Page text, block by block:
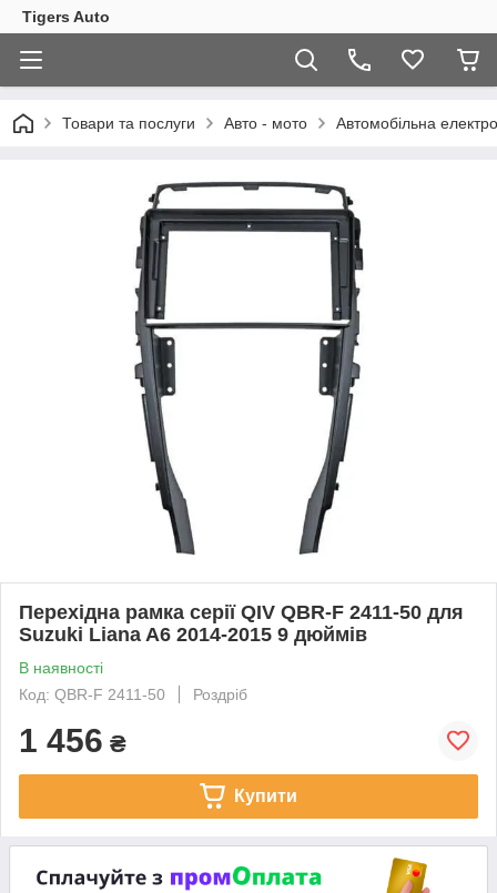
Tigers Auto
Товари та послуги Авто - мото Автомобільна
Перехідна рамка серії QIV QBR-F 2411-50 для
Suzuki Liana A6 2014-2015 9 дюймів
В наявності
Код: QBR-F 2411-50
Роздріб
1 456 ₴
Купити